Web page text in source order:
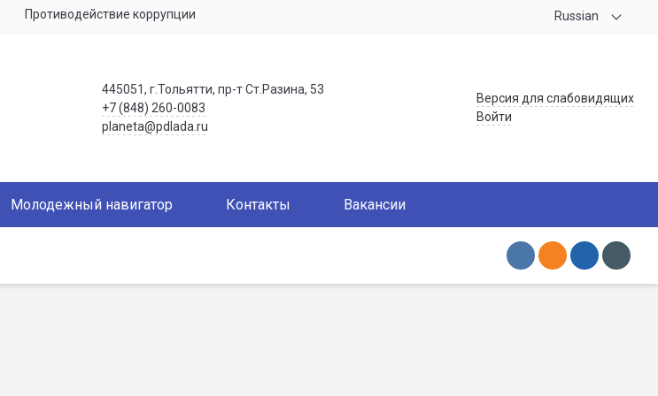
Противодействие коррупции Russian
445051, г.Тольятти, пр-т Ст.Разина, 53
+7 (848) 260-0083
planeta@pdlada.ru
Версия для слабовидящих
Войти
Молодежный навигатор Контакты Вакансии